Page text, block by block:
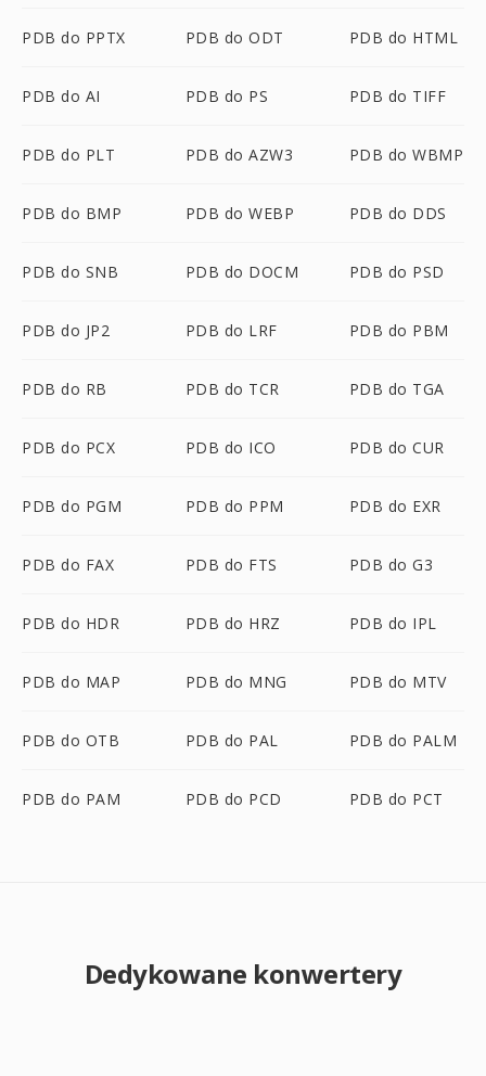
PDB do PPTX PDB do ODT PDB do HTML
PDB do AI PDB do PS PDB do TIFF
PDB do PLT PDB do AZW3 PDB do WBMP
PDB do BMP PDB do WEBP PDB do DDS
PDB do SNB PDB do DOCM PDB do PSD
PDB do JP2 PDB do LRF PDB do PBM
PDB do RB PDB do TCR PDB do TGA
PDB do PCX PDB do ICO PDB do CUR
PDB do PGM PDB do PPM PDB do EXR
PDB do FAX PDB do FTS PDB do G3
PDB do HDR PDB do HRZ PDB do IPL
PDB do MAP PDB do MNG PDB do MTV
PDB do OTB PDB do PAL PDB do PALM
PDB do PAM PDB do PCD PDB do PCT
Dedykowane konwertery